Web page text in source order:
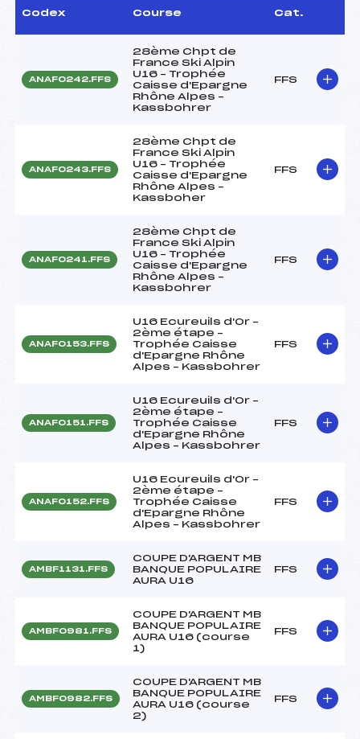
Codex Course Cat.
ANAF0242.FFS
28ème Chpt de
France Ski Alpin
U16 – Trophée
Caisse d'Epargne
Rhône Alpes –
Kassbohrer
FFS
ANAF0243.FFS
28ème Chpt de
France Ski Alpin
U16 – Trophée
Caisse d'Epargne
Rhône Alpes –
Kassboher
FFS
ANAF0241.FFS
28ème Chpt de
France Ski Alpin
U16 – Trophée
Caisse d'Epargne
Rhône Alpes –
Kassbohrer
FFS
ANAF0153.FFS
U16 Ecureuils d'Or –
2ème étape –
Trophée Caisse
d'Epargne Rhône
Alpes – Kassbohrer
FFS
ANAF0151.FFS
U16 Ecureuils d'Or –
2ème étape –
Trophée Caisse
d'Epargne Rhône
Alpes – Kassbohrer
FFS
ANAF0152.FFS
U16 Ecureuils d'Or –
2ème étape –
Trophée Caisse
d'Epargne Rhône
Alpes – Kassbohrer
FFS
AMBF1131.FFS
COUPE D'ARGENT MB
BANQUE POPULAIRE
AURA U16
FFS
AMBF0981.FFS
COUPE D'ARGENT MB
BANQUE POPULAIRE
AURA U16 (course
1)
FFS
AMBF0982.FFS
COUPE D'ARGENT MB
BANQUE POPULAIRE
AURA U16 (course
2)
FFS